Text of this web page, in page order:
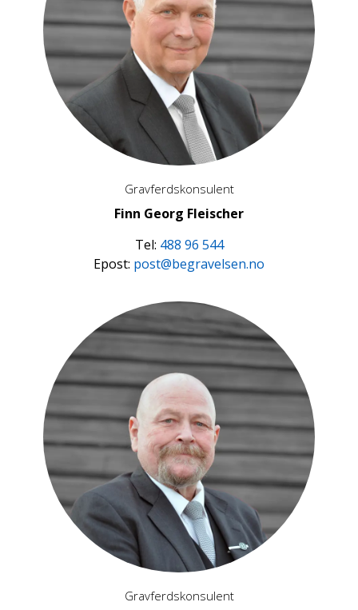
Gravferdskonsulent
Finn Georg Fleischer
Tel: 488 96 544
Epost: post@begravelsen.no
Gravferdskonsulent